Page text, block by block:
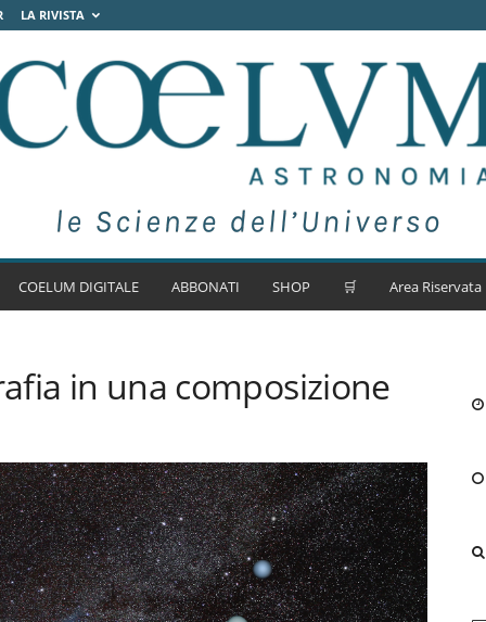
LA RIVISTA
COELUM DIGITALE ABBONATI SHOP 🛒 Area Riservata
in una composizione